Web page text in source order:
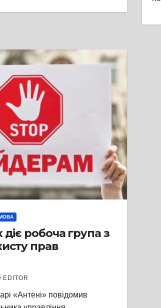
діє робоча група з
прав
EDITOR
«Антені» повідомив